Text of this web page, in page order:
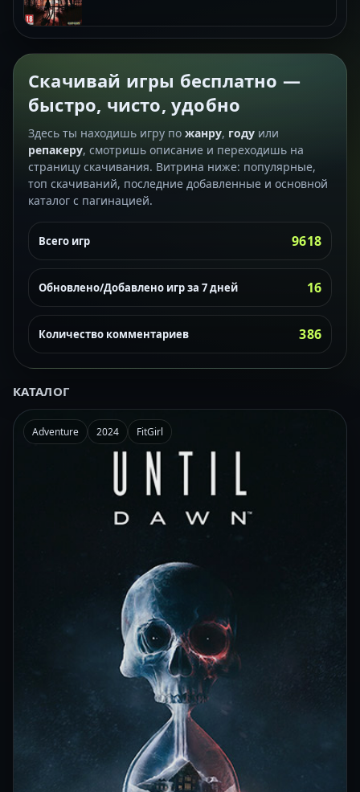
Скачивай игры бесплатно —
быстро, чисто, удобно
Здесь ты находишь игру по жанру, году или
репакеру, смотришь описание и переходишь на
страницу скачивания. Витрина ниже: популярные,
топ скачиваний, последние добавленные и основной
каталог с пагинацией.
Всего игр 9618
Обновлено/Добавлено игр за 7 дней 16
Количество комментариев 386
КАТАЛОГ
Adventure 2024 FitGirl